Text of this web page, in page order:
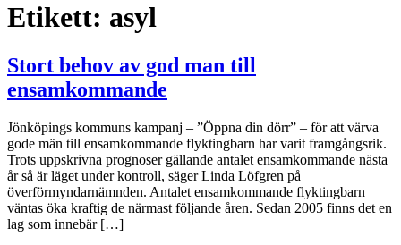
Etikett: asyl
Stort behov av god man till
ensamkommande
Jönköpings kommuns kampanj – ”Öppna din dörr” – för att värva
gode män till ensamkommande flyktingbarn har varit framgångsrik.
Trots uppskrivna prognoser gällande antalet ensamkommande nästa
år så är läget under kontroll, säger Linda Löfgren på
överförmyndarnämnden. Antalet ensamkommande flyktingbarn
väntas öka kraftig de närmast följande åren. Sedan 2005 finns det en
lag som innebär […]